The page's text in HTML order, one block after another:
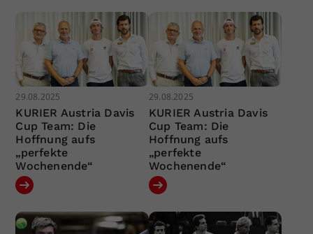
29.08.2025
KURIER Austria Davis
Cup Team: Die
Hoffnung aufs
„perfekte
Wochenende“
29.08.2025
KURIER Austria Davis
Cup Team: Die
Hoffnung aufs
„perfekte
Wochenende“